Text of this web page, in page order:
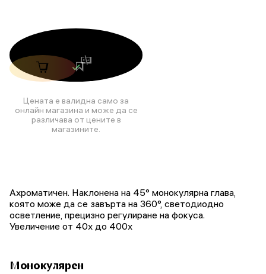
Цената е валидна само за
онлайн магазина и може да се
различава от цените в
магазините.
Ахроматичен. Наклонена на 45° монокулярна глава,
която може да се завърта на 360°, светодиодно
осветление, прецизно регулиране на фокуса.
Увеличение от 40x до 400x
Монокулярен